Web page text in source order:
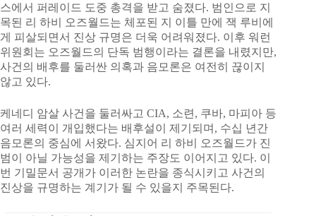
스에서 퍼레이드 도중 총격을 받고 숨졌다. 범인으로 지
목된 리 하비 오즈월드는 체포된 지 이틀 만에 잭 루비에
게 피살되면서 진상 규명은 더욱 어려워졌다. 이후 워런
위원회는 오즈월드의 단독 범행이라는 결론을 내렸지만,
사건의 배후를 둘러싼 의혹과 음모론은 여전히 끊이지
않고 있다.
케네디 암살 사건을 둘러싸고 CIA, 소련, 쿠바, 마피아 등
여러 세력이 개입했다는 배후설이 제기되며, 수십 년간
음모론의 중심에 서왔다. 심지어 리 하비 오즈월드가 진
범이 아닐 가능성을 제기하는 주장도 이어지고 있다. 이
번 기밀문서 공개가 이러한 논란을 종식시키고 사건의
진상을 규명하는 계기가 될 수 있을지 주목된다.